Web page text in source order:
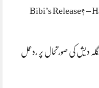
Bibi’s Release? –
دیش کی صورتحال پر ردعمل